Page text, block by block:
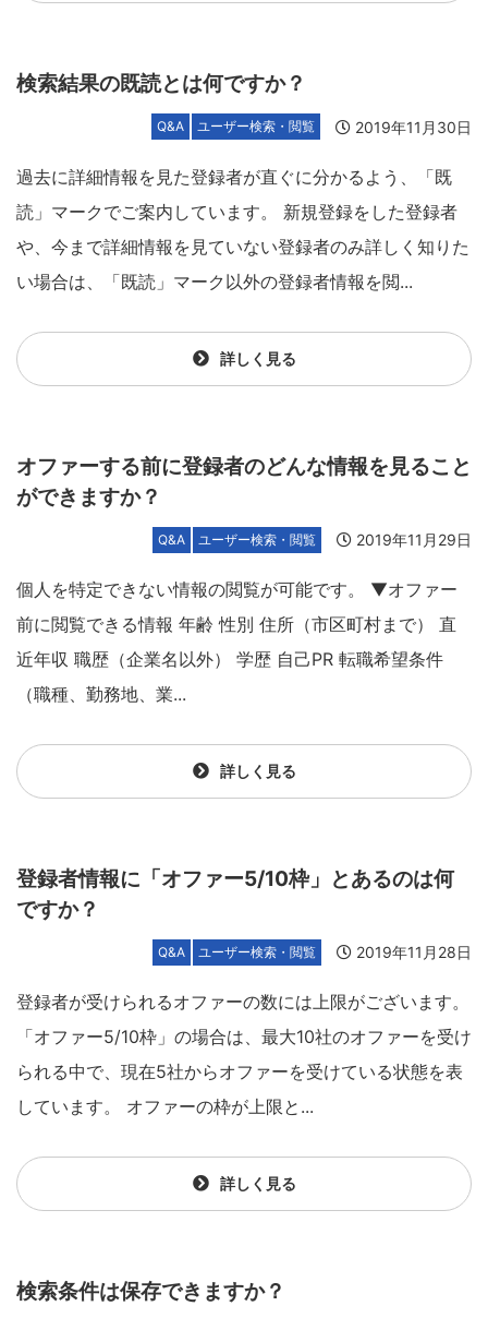
検索結果の既読とは何ですか？
Q&A ユーザー検索・閲覧 2019年11月30日
過去に詳細情報を見た登録者が直ぐに分かるよう、「既
読」マークでご案内しています。 新規登録をした登録者
や、今まで詳細情報を見ていない登録者のみ詳しく知りた
い場合は、「既読」マーク以外の登録者情報を閲...
詳しく見る
オファーする前に登録者のどんな情報を見ること
ができますか？
Q&A ユーザー検索・閲覧 2019年11月29日
個人を特定できない情報の閲覧が可能です。 ▼オファー
前に閲覧できる情報 年齢 性別 住所（市区町村まで） 直
近年収 職歴（企業名以外） 学歴 自己PR 転職希望条件
（職種、勤務地、業...
詳しく見る
登録者情報に「オファー5/10枠」とあるのは何
ですか？
Q&A ユーザー検索・閲覧 2019年11月28日
登録者が受けられるオファーの数には上限がございます。
「オファー5/10枠」の場合は、最大10社のオファーを受け
られる中で、現在5社からオファーを受けている状態を表
しています。 オファーの枠が上限と...
詳しく見る
検索条件は保存できますか？